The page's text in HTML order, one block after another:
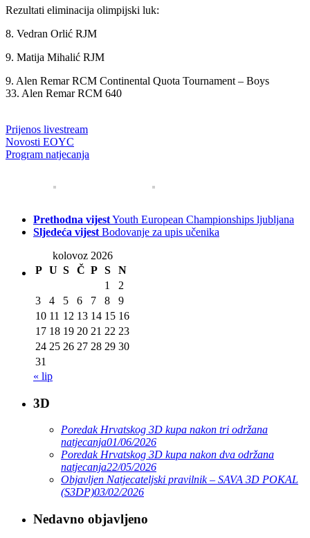
Rezultati eliminacija olimpijski luk:
8. Vedran Orlić RJM
9. Matija Mihalić RJM
9. Alen Remar RCM Continental Quota Tournament – Boys
33. Alen Remar RCM 640
Prijenos livestream
Novosti EOYC
Program natjecanja
Prethodna vijestYouth European Championships ljubljana
Sljedeća vijest Bodovanje za upis učenika
kolovoz 2026
P U S Č P S
N
1
2
3
4 5 6 7 8
9
10 11 12 13 14 15 16
17 18 19 20 21 22 23
24 25 26 27 28 29 30
31
« lip
3D
Poredak Hrvatskog 3D kupa nakon tri održana
natjecanja01/06/2026
Poredak Hrvatskog 3D kupa nakon dva održana
natjecanja22/05/2026
Objavljen Natjecateljski pravilnik – SAVA 3D POKAL
(S3DP)03/02/2026
Nedavno objavljeno